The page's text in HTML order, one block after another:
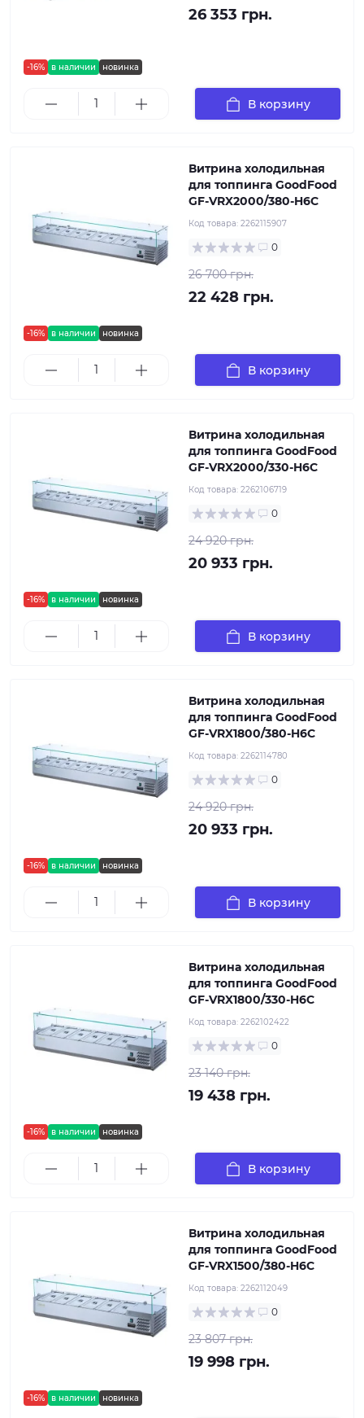
-16% в наличии новинка
26 353 грн.
В корзину
-16% в наличии новинка
Витрина холодильная
для топпинга GoodFood
GF-VRX2000/380-H6C
Код товара: 2262115907
0
26 700 грн.
22 428 грн.
В корзину
-16% в наличии новинка
Витрина холодильная
для топпинга GoodFood
GF-VRX2000/330-H6C
Код товара: 2262106719
0
24 920 грн.
20 933 грн.
В корзину
-16% в наличии новинка
Витрина холодильная
для топпинга GoodFood
GF-VRX1800/380-H6C
Код товара: 2262114780
0
24 920 грн.
20 933 грн.
В корзину
-16% в наличии новинка
Витрина холодильная
для топпинга GoodFood
GF-VRX1800/330-H6C
Код товара: 2262102422
0
23 140 грн.
19 438 грн.
В корзину
-16% в наличии новинка
Витрина холодильная
для топпинга GoodFood
GF-VRX1500/380-H6C
Код товара: 2262112049
0
23 807 грн.
19 998 грн.